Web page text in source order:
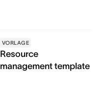
VORLAGE
Resource
management template